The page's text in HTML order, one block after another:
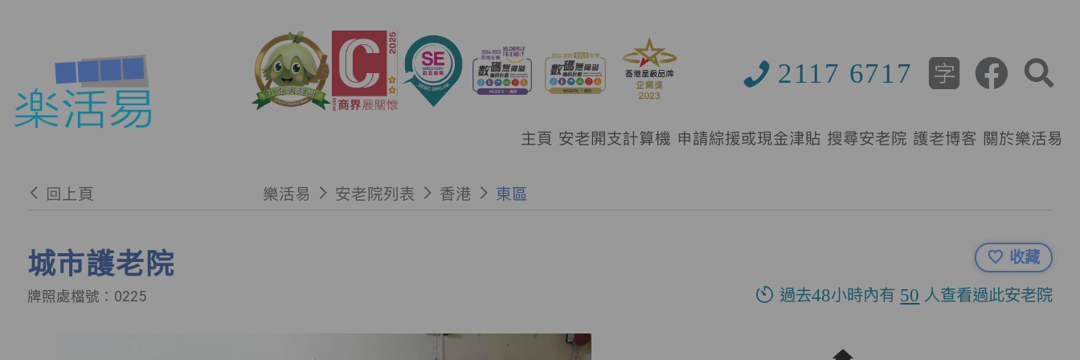
2117 6717
主頁 安老開支計算機 申請綜援或現金津貼 搜尋安老院 護老博客 關於樂活易
回上頁 樂活易 安老院列表 香港 東區
城市護老院
牌照處檔號：0225
收藏
過去48小時內有 50 人查看過此安老院